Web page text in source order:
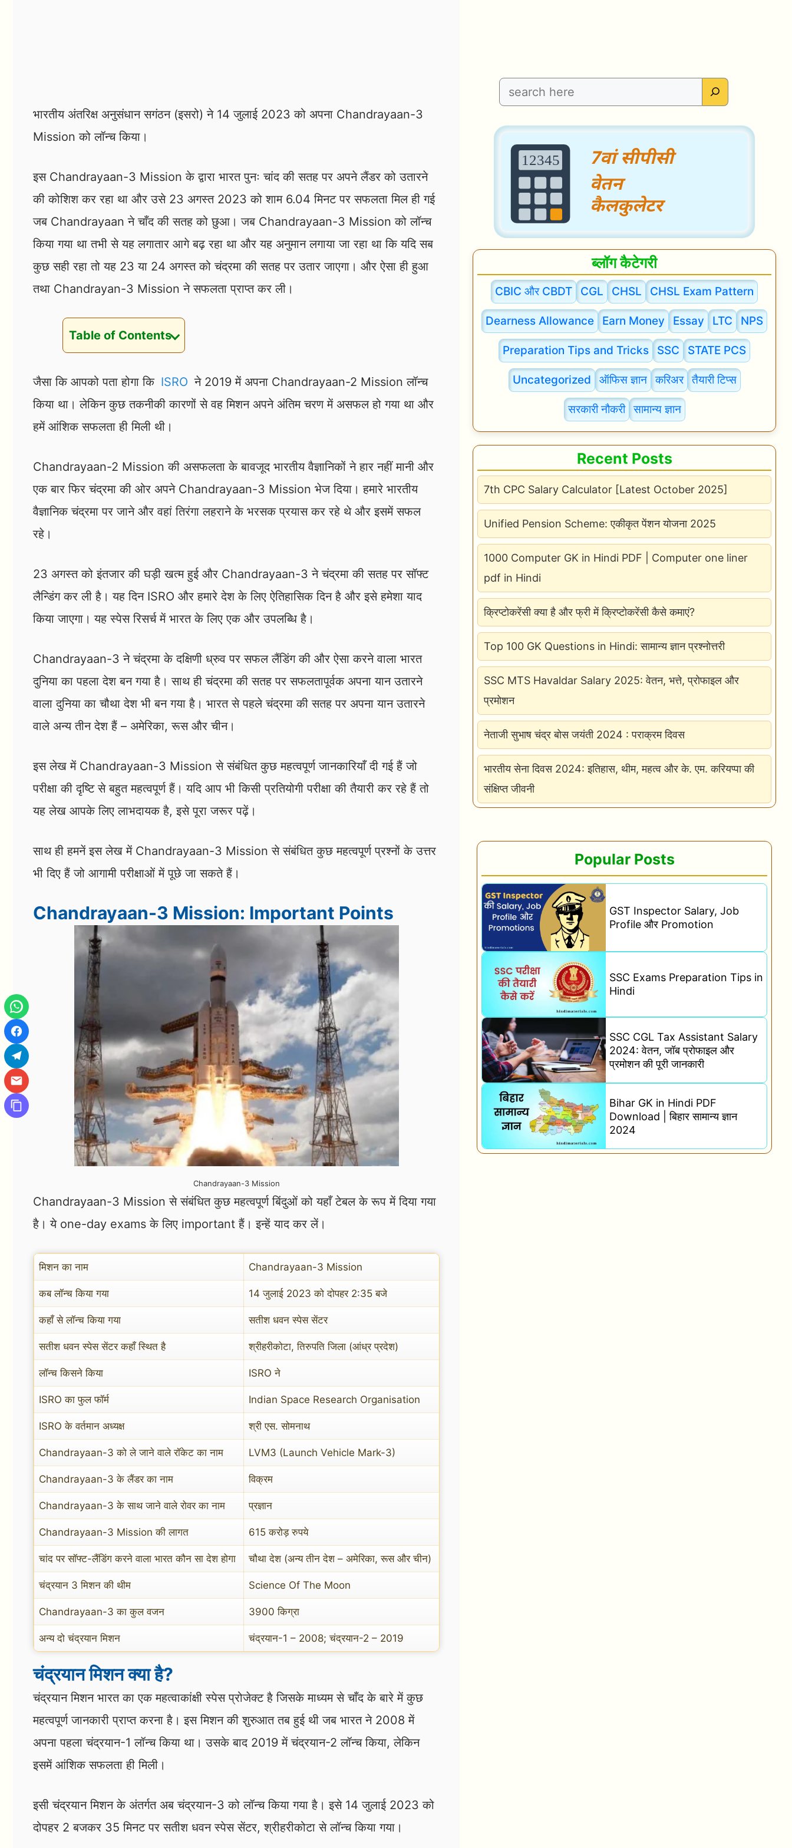
भारतीय अंतरिक्ष अनुसंधान सगंठन (इसरो) ने 14 जुलाई 2023 को अपना Chandrayaan-3
Mission को लॉन्च किया।
इस Chandrayaan-3 Mission के द्वारा भारत पुनः चांद की सतह पर अपने लैंडर को उतारने
की कोशिश कर रहा था और उसे 23 अगस्त 2023 को शाम 6.04 मिनट पर सफलता मिल ही गई
जब Chandrayaan ने चाँद की सतह को छुआ। जब Chandrayaan-3 Mission को लॉन्च
किया गया था तभी से यह लगातार आगे बढ़ रहा था और यह अनुमान लगाया जा रहा था कि यदि सब
कुछ सही रहा तो यह 23 या 24 अगस्त को चंद्रमा की सतह पर उतार जाएगा। और ऐसा ही हुआ
तथा Chandrayan-3 Mission ने सफलता प्राप्त कर ली।
Table of Contents
जैसा कि आपको पता होगा कि ISRO ने 2019 में अपना Chandrayaan-2 Mission लॉन्च
किया था। लेकिन कुछ तकनीकी कारणों से वह मिशन अपने अंतिम चरण में असफल हो गया था और
हमें आंशिक सफलता ही मिली थी।
Chandrayaan-2 Mission की असफलता के बावजूद भारतीय वैज्ञानिकों ने हार नहीं मानी और
एक बार फिर चंद्रमा की ओर अपने Chandrayaan-3 Mission भेज दिया। हमारे भारतीय
वैज्ञानिक चंद्रमा पर जाने और वहां तिरंगा लहराने के भरसक प्रयास कर रहे थे और इसमें सफल
रहे।
23 अगस्त को इंतजार की घड़ी खत्म हुई और Chandrayaan-3 ने चंद्रमा की सतह पर सॉफ्ट
लैन्डिंग कर ली है। यह दिन ISRO और हमारे देश के लिए ऐतिहासिक दिन है और इसे हमेशा याद
किया जाएगा। यह स्पेस रिसर्च में भारत के लिए एक और उपलब्धि है।
Chandrayaan-3 ने चंद्रमा के दक्षिणी ध्रुव पर सफल लैंडिंग की और ऐसा करने वाला भारत
दुनिया का पहला देश बन गया है। साथ ही चंद्रमा की सतह पर सफलतापूर्वक अपना यान उतारने
वाला दुनिया का चौथा देश भी बन गया है। भारत से पहले चंद्रमा की सतह पर अपना यान उतारने
वाले अन्य तीन देश हैं – अमेरिका, रूस और चीन।
इस लेख में Chandrayaan-3 Mission से संबंधित कुछ महत्वपूर्ण जानकारियाँ दी गई हैं जो
परीक्षा की दृष्टि से बहुत महत्वपूर्ण हैं। यदि आप भी किसी प्रतियोगी परीक्षा की तैयारी कर रहे हैं तो
यह लेख आपके लिए लाभदायक है, इसे पूरा जरूर पढ़ें।
साथ ही हमनें इस लेख में Chandrayaan-3 Mission से संबंधित कुछ महत्वपूर्ण प्रश्नों के उत्तर
भी दिए हैं जो आगामी परीक्षाओं में पूछे जा सकते हैं।
Chandrayaan-3 Mission: Important Points
Chandrayaan-3 Mission
Chandrayaan-3 Mission से संबंधित कुछ महत्वपूर्ण बिंदुओं को यहाँ टेबल के रूप में दिया गया
है। ये one-day exams के लिए important हैं। इन्हें याद कर लें।
मिशन का नाम Chandrayaan-3 Mission
कब लॉन्च किया गया 14 जुलाई 2023 को दोपहर 2:35 बजे
कहाँ से लॉन्च किया गया सतीश धवन स्पेस सेंटर
सतीश धवन स्पेस सेंटर कहाँ स्थित है श्रीहरीकोटा, तिरुपति जिला (आंध्र प्रदेश)
लॉन्च किसने किया ISRO ने
ISRO का फुल फॉर्म Indian Space Research Organisation
ISRO के वर्तमान अध्यक्ष श्री एस. सोमनाथ
Chandrayaan-3 को ले जाने वाले रॉकेट का नाम LVM3 (Launch Vehicle Mark-3)
Chandrayaan-3 के लैंडर का नाम विक्रम
Chandrayaan-3 के साथ जाने वाले रोवर का नाम प्रज्ञान
Chandrayaan-3 Mission की लागत 615 करोड़ रुपये
चांद पर सॉफ्ट-लैंडिंग करने वाला भारत कौन सा देश होगा चौथा देश (अन्य तीन देश – अमेरिका, रूस और चीन)
चंद्रयान 3 मिशन की थीम Science Of The Moon
Chandrayaan-3 का कुल वजन 3900 किग्रा
अन्य दो चंद्रयान मिशन चंद्रयान-1 – 2008; चंद्रयान-2 – 2019
चंद्रयान मिशन क्या है?
चंद्रयान मिशन भारत का एक महत्वाकांक्षी स्पेस प्रोजेक्ट है जिसके माध्यम से चाँद के बारे में कुछ
महत्वपूर्ण जानकारी प्राप्त करना है। इस मिशन की शुरुआत तब हुई थी जब भारत ने 2008 में
अपना पहला चंद्रयान-1 लॉन्च किया था। उसके बाद 2019 में चंद्रयान-2 लॉन्च किया, लेकिन
इसमें आंशिक सफलता ही मिली।
इसी चंद्रयान मिशन के अंतर्गत अब चंद्रयान-3 को लॉन्च किया गया है। इसे 14 जुलाई 2023 को
दोपहर 2 बजकर 35 मिनट पर सतीश धवन स्पेस सेंटर, श्रीहरीकोटा से लॉन्च किया गया।
Search
ब्लॉग कैटेगरी
CBIC और CBDT CGL CHSL CHSL Exam Pattern
Dearness Allowance Earn Money Essay LTC NPS
Preparation Tips and Tricks SSC STATE PCS
Uncategorized ऑफिस ज्ञान करिअर तैयारी टिप्स
सरकारी नौकरी सामान्य ज्ञान
Recent Posts
7th CPC Salary Calculator [Latest October 2025]
Unified Pension Scheme: एकीकृत पेंशन योजना 2025
1000 Computer GK in Hindi PDF | Computer one liner
pdf in Hindi
क्रिप्टोकरेंसी क्या है और फ्री में क्रिप्टोकरेंसी कैसे कमाएं?
Top 100 GK Questions in Hindi: सामान्य ज्ञान प्रश्नोत्तरी
SSC MTS Havaldar Salary 2025: वेतन, भत्ते, प्रोफाइल और
प्रमोशन
नेताजी सुभाष चंद्र बोस जयंती 2024 : पराक्रम दिवस
भारतीय सेना दिवस 2024: इतिहास, थीम, महत्व और के. एम. करियप्पा की
संक्षिप्त जीवनी
Popular Posts
GST Inspector Salary, Job
Profile और Promotion
SSC Exams Preparation Tips in
Hindi
SSC CGL Tax Assistant Salary
2024: वेतन, जॉब प्रोफाइल और
प्रमोशन की पूरी जानकारी
Bihar GK in Hindi PDF
Download | बिहार सामान्य ज्ञान
2024